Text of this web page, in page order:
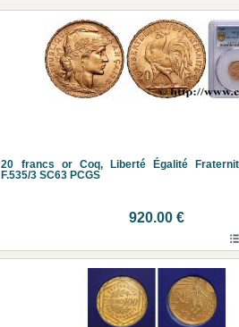
20 francs or Coq, Liberté Égalité
F.535/3 SC63 PCGS
920.00 €